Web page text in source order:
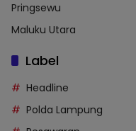
Pringsewu
Maluku Utara
Label
Headline
Polda Lampung